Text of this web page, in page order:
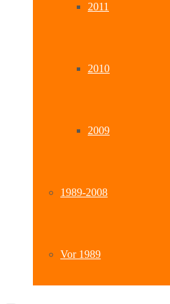
2011
2010
2009
1989-2008
Vor 1989